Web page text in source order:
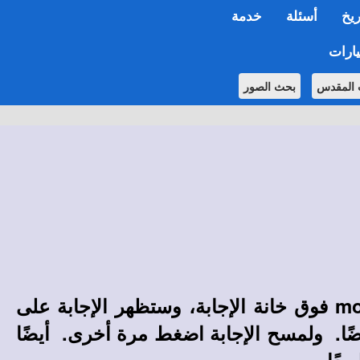
أسئلة خدمة
المقدس بحث الصور
فوق خانة الإجابة، وستظهر الإجابة على
ولمسح الإجابة اضغط مرة أخرى. أيضًا